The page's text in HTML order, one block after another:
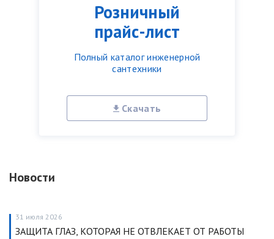
Розничный
прайс-лист
Полный каталог инженерной
сантехники
Скачать
Новости
31 июля 2026
ЗАЩИТА ГЛАЗ, КОТОРАЯ НЕ ОТВЛЕКАЕТ ОТ РАБОТЫ